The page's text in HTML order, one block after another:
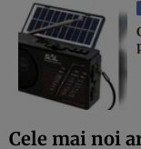
Cele mai noi